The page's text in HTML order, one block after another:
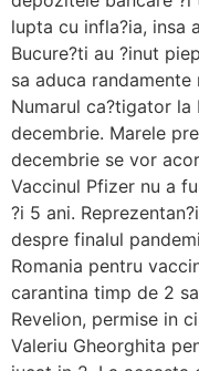
lupta cu infla?ia, insa
Bucure?ti au ?inut
sa aduca
Numarul ca?tigator la
decembrie. Marele
decembrie se vor
Vaccinul Pfizer nu a
?i 5 ani.
despre finalul
Romania pentru
carantina timp de 2
Revelion, permise in
Valeriu Gheorghita